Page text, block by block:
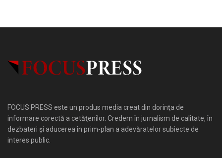
FOCUS PRESS este un produs media creat din dorinţa de
informare corectă a cetăţenilor. Credem în jurnalism de calitate, în
dezbateri şi aducerea în prim-plan a adevăratelor subiecte de
interes public.